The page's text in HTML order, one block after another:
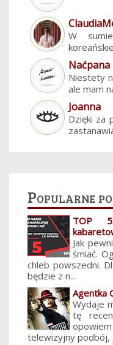
W
Naćpana
Niestety
ale mam
Joanna
Dzięki za
Popularne
TOP
Jak
śmiać.
chleb powszedni.
będzie z n...
Agentka
Wydaje
tę
telewizyjny podbój,